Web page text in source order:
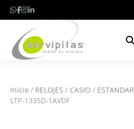
Inicio / RELOJES / CASIO / ESTANDAR
LTP-1335D-1AVDF